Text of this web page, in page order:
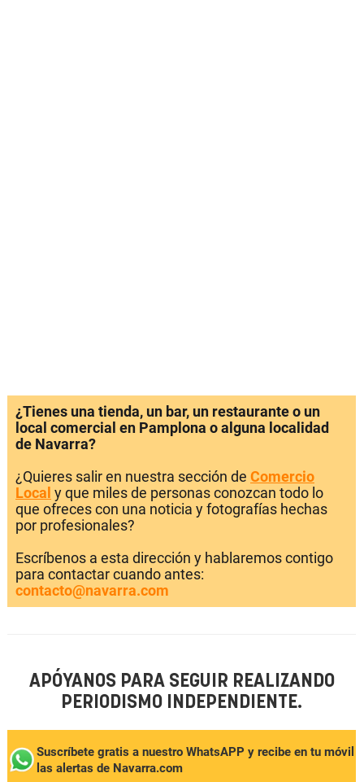
¿Tienes una tienda, un bar, un restaurante o un
local comercial en Pamplona o alguna localidad
de Navarra?
¿Quieres salir en nuestra sección de Comercio
Local y que miles de personas conozcan todo lo
que ofreces con una noticia y fotografías hechas
por profesionales?
Escríbenos a esta dirección y hablaremos contigo
para contactar cuando antes:
contacto@navarra.com
APÓYANOS PARA SEGUIR REALIZANDO
PERIODISMO INDEPENDIENTE.
Suscríbete gratis a nuestro WhatsAPP y recibe en tu móvil
las alertas de Navarra.com